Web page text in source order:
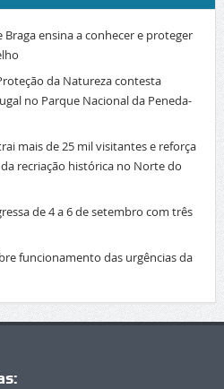
ensina a conhecer e proteger
da Natureza contesta
no Parque Nacional da Peneda-
mais de 25 mil visitantes e reforça
recriação histórica no Norte do
de 4 a 6 de setembro com três
funcionamento das urgências da